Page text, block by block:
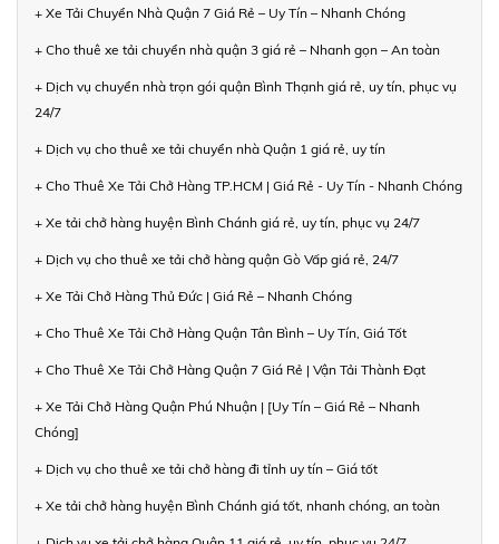
+ Xe Tải Chuyển Nhà Quận 7 Giá Rẻ – Uy Tín – Nhanh Chóng
+ Cho thuê xe tải chuyển nhà quận 3 giá rẻ – Nhanh gọn – An toàn
+ Dịch vụ chuyển nhà trọn gói quận Bình Thạnh giá rẻ, uy tín, phục vụ
24/7
+ Dịch vụ cho thuê xe tải chuyển nhà Quận 1 giá rẻ, uy tín
+ Cho Thuê Xe Tải Chở Hàng TP.HCM | Giá Rẻ - Uy Tín - Nhanh Chóng
+ Xe tải chở hàng huyện Bình Chánh giá rẻ, uy tín, phục vụ 24/7
+ Dịch vụ cho thuê xe tải chở hàng quận Gò Vấp giá rẻ, 24/7
+ Xe Tải Chở Hàng Thủ Đức | Giá Rẻ – Nhanh Chóng
+ Cho Thuê Xe Tải Chở Hàng Quận Tân Bình – Uy Tín, Giá Tốt
+ Cho Thuê Xe Tải Chở Hàng Quận 7 Giá Rẻ | Vận Tải Thành Đạt
+ Xe Tải Chở Hàng Quận Phú Nhuận | [Uy Tín – Giá Rẻ – Nhanh
Chóng]
+ Dịch vụ cho thuê xe tải chở hàng đi tỉnh uy tín – Giá tốt
+ Xe tải chở hàng huyện Bình Chánh giá tốt, nhanh chóng, an toàn